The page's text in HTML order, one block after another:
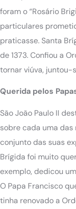
foram o “Rosário
particulares
praticasse. Santa
de 1373. Confiou a
tornar viúva, juntou-
Querida pelos
São João Paulo II
sobre cada uma
conjunto das suas
Brígida foi muito
exemplo, dedicou
O Papa Francisco
tinha renovado a